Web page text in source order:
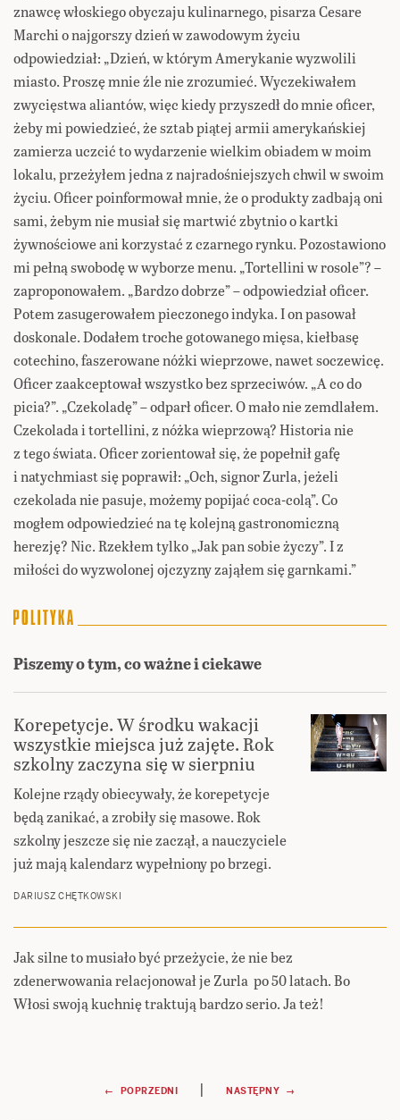
znawcę włoskiego obyczaju kulinarnego, pisarza Cesare
Marchi o najgorszy dzień w zawodowym życiu
odpowiedział: „Dzień, w którym Amerykanie wyzwolili
miasto. Proszę mnie źle nie zrozumieć. Wyczekiwałem
zwycięstwa aliantów, więc kiedy przyszedł do mnie oficer,
żeby mi powiedzieć, że sztab piątej armii amerykańskiej
zamierza uczcić to wydarzenie wielkim obiadem w moim
lokalu, przeżyłem jedna z najradośniejszych chwil w swoim
życiu. Oficer poinformował mnie, że o produkty zadbają oni
sami, żebym nie musiał się martwić zbytnio o kartki
żywnościowe ani korzystać z czarnego rynku. Pozostawiono
mi pełną swobodę w wyborze menu. „Tortellini w rosole”? –
zaproponowałem. „Bardzo dobrze” – odpowiedział oficer.
Potem zasugerowałem pieczonego indyka. I on pasował
doskonale. Dodałem troche gotowanego mięsa, kiełbasę
cotechino, faszerowane nóżki wieprzowe, nawet soczewicę.
Oficer zaakceptował wszystko bez sprzeciwów. „A co do
picia?”. „Czekoladę” – odparł oficer. O mało nie zemdlałem.
Czekolada i tortellini, z nóżka wieprzową? Historia nie
z tego świata. Oficer zorientował się, że popełnił gafę
i natychmiast się poprawił: „Och, signor Zurla, jeżeli
czekolada nie pasuje, możemy popijać coca-colą”. Co
mogłem odpowiedzieć na tę kolejną gastronomiczną
herezję? Nic. Rzekłem tylko „Jak pan sobie życzy”. I z
miłości do wyzwolonej ojczyzny zająłem się garnkami.”
Piszemy o tym, co ważne i ciekawe
Korepetycje. W środku wakacji
wszystkie miejsca już zajęte. Rok
szkolny zaczyna się w sierpniu
Kolejne rządy obiecywały, że korepetycje
będą zanikać, a zrobiły się masowe. Rok
szkolny jeszcze się nie zaczął, a nauczyciele
już mają kalendarz wypełniony po brzegi.
DARIUSZ CHĘTKOWSKI
Jak silne to musiało być przeżycie, że nie bez
zdenerwowania relacjonował je Zurla po 50 latach. Bo
Włosi swoją kuchnię traktują bardzo serio. Ja też!
Nawigacja← POPRZEDNI | NASTĘPNY →